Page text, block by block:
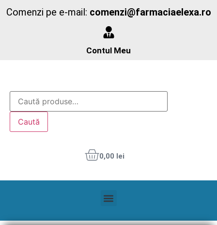
Comenzi pe e-mail: comenzi@farmaciaelexa.ro
Contul Meu
Caută
0,00 lei